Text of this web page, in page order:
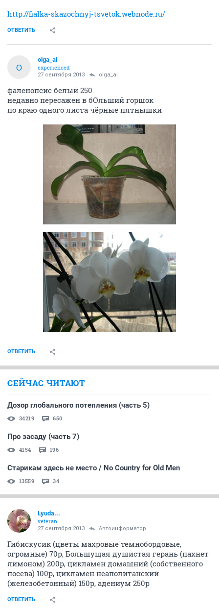
http://fialka-skazochnyj-tsvetok.webnode.ru/
ОТВЕТИТЬ
O
olga_al
experienced
27 сентября 2013 olga_al
фаленопсис белый 250
недавно пересажен в бОльший горшок
по краю одного листа чёрные пятнышки
ОТВЕТИТЬ
СЕЙЧАС ЧИТАЮТ
Дозор глобального потепления (часть 5)
34219 650
Про засаду (часть 7)
4154 196
Старикам здесь не место / No Country for Old Men
13559 34
Lyuda...
veteran
27 сентября 2013 Автоинформатор
Гибискусик (цветы махровые темнобордовые,
огромные) 70р, Большущая душистая герань (пахнет
лимоном) 200р, цикламен домашний (собственного
посева) 100р, цикламен неаполитанский
(железобетонный) 150р, адениум 250р
ОТВЕТИТЬ